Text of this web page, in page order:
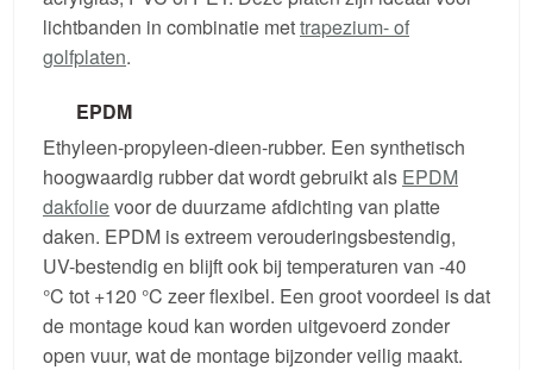
lichtbanden in combinatie mettrapezium- of
golfplaten.
EPDM
Ethyleen-propyleen-dieen-rubber. Een synthetisch
hoogwaardig rubber dat wordt gebruikt als EPDM
dakfolievoor de duurzame afdichting van platte
daken. EPDM is extreem verouderingsbestendig,
UV-bestendig en blijft ook bij temperaturen van -40
°C tot +120 °C zeer flexibel. Een groot voordeel is dat
de montage koud kan worden uitgevoerd zonder
open vuur, wat de montage bijzonder veilig maakt.